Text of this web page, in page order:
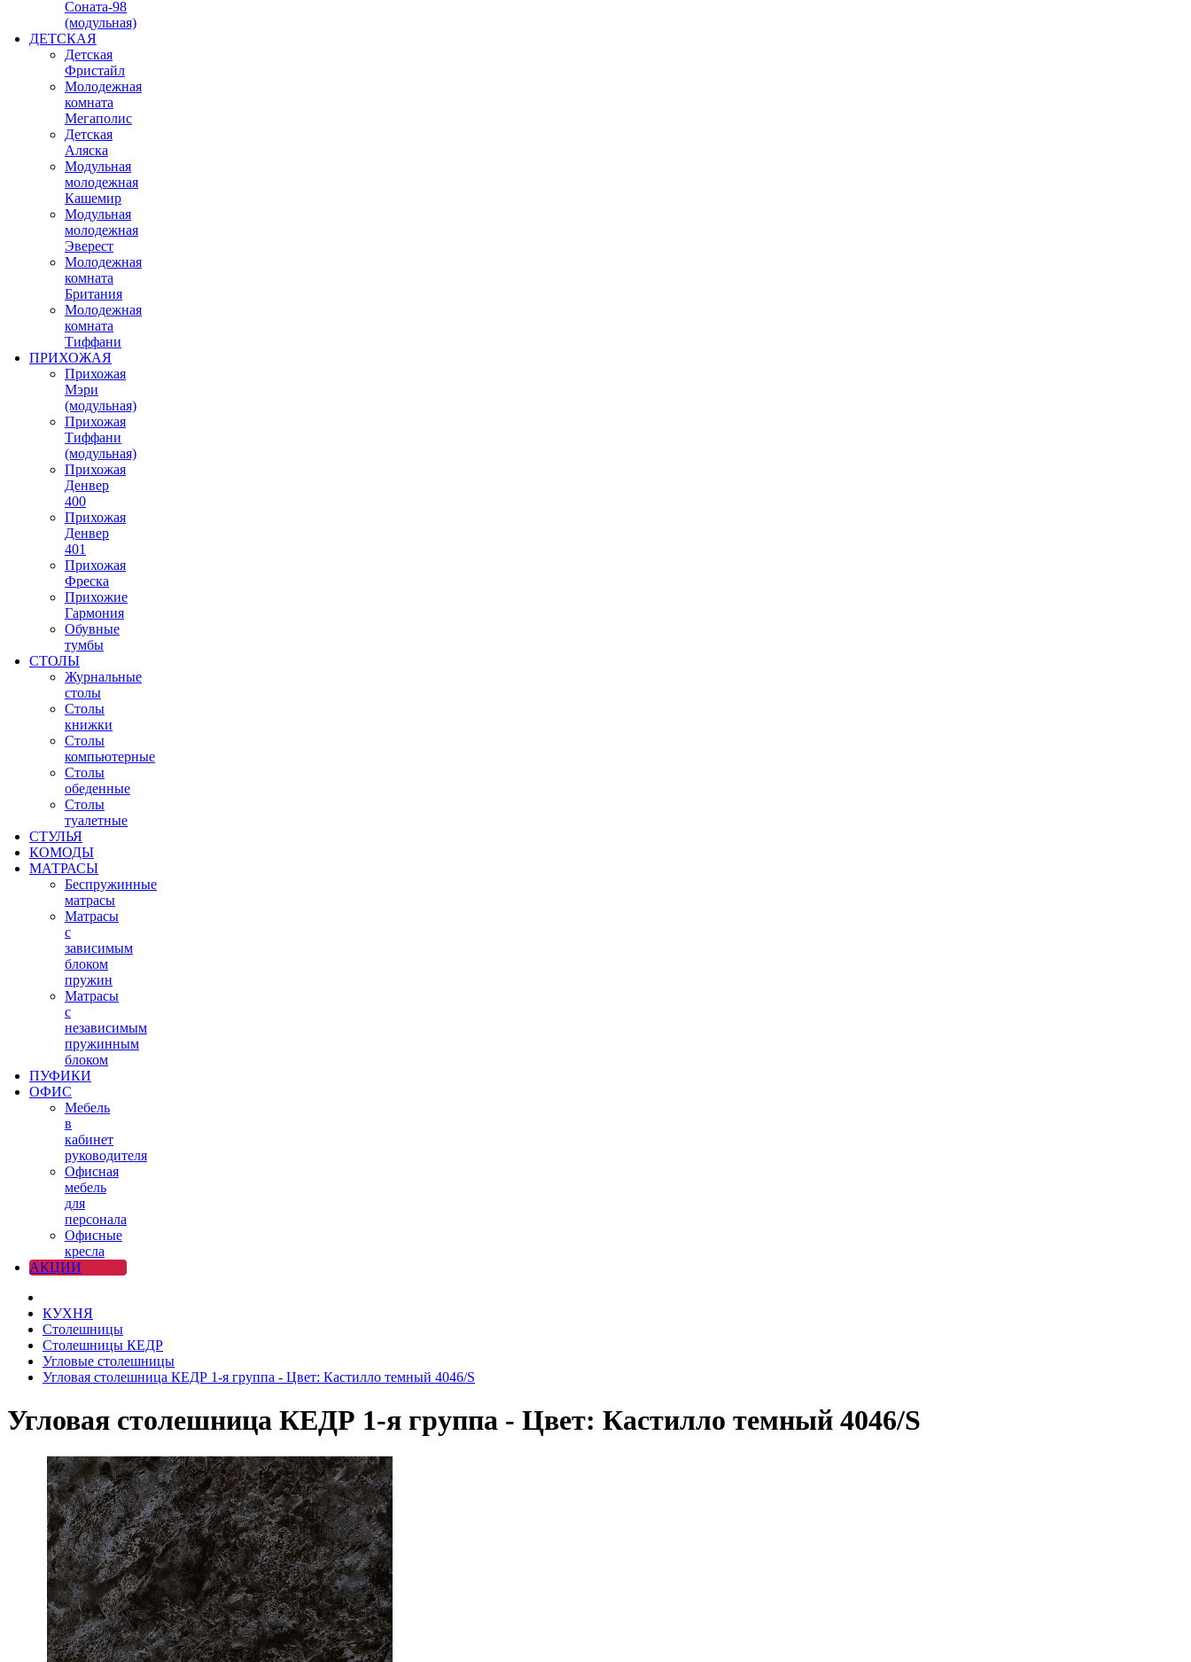
Соната-98
(модульная)
ДЕТСКАЯ
Детская
Фристайл
Молодежная
комната
Мегаполис
Детская
Аляска
Модульная
молодежная
Кашемир
Модульная
молодежная
Эверест
Молодежная
комната
Британия
Молодежная
комната
Тиффани
ПРИХОЖАЯ
Прихожая
Мэри
(модульная)
Прихожая
Тиффани
(модульная)
Прихожая
Денвер
400
Прихожая
Денвер
401
Прихожая
Фреска
Прихожие
Гармония
Обувные
тумбы
СТОЛЫ
Журнальные
столы
Столы
книжки
Столы
компьютерные
Столы
обеденные
Столы
туалетные
СТУЛЬЯ
КОМОДЫ
МАТРАСЫ
Беспружинные
матрасы
Матрасы
с
зависимым
блоком
пружин
Матрасы
с
независимым
пружинным
блоком
ПУФИКИ
ОФИС
Мебель
в
кабинет
руководителя
Офисная
мебель
для
персонала
Офисные
кресла
АКЦИИ
КУХНЯ
Столешницы
Столешницы КЕДР
Угловые столешницы
Угловая столешница КЕДР 1-я группа - Цвет: Кастилло темный 4046/S
Угловая столешница КЕДР 1-я группа - Цвет: Кастилло темный 4046/S